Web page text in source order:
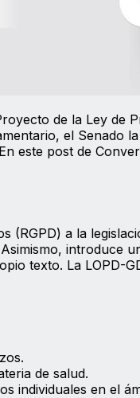
de la Ley de
el Senado
este post de
(RGPD) a la
introduce
texto. La LOPD-
de salud.
individuales en el